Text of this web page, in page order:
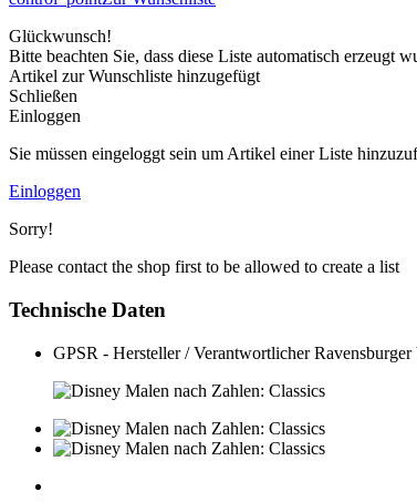
Glückwunsch!
Bitte beachten Sie, dass diese Liste automatisch erzeugt
Artikel zur Wunschliste hinzugefügt
Schließen
Einloggen
Sie müssen eingeloggt sein um Artikel einer Liste
Einloggen
Sorry!
Please contact the shop first to be allowed to create a list
Technische Daten
GPSR - Hersteller / Verantwortlicher